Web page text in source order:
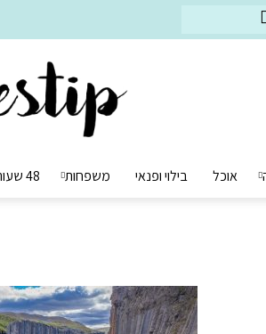
בסטיפ
אוכל בילוי ופנאי משפחות 48 שעות